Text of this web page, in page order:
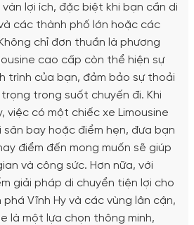
lợi ích, đặc biệt khi bạn cần di
các thành phố lớn hoặc các
chỉ đơn thuần là phương
cao cấp còn thể hiện sự
trình của bạn, đảm bảo sự thoải
trong suốt chuyến đi. Khi
việc có một chiếc xe Limousine
bay hoặc điểm hẹn, đưa bạn
điểm đến mong muốn sẽ giúp
và công sức. Hơn nữa, với
giải pháp di chuyển tiện lợi cho
Vĩnh Hy và các vùng lân cận,
là một lựa chọn thông minh,